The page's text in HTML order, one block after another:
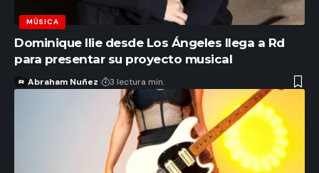
MÚSICA
Dominique Ilie desde Los Ángeles llega a Rd
para presentar su proyecto musical
Abraham Nuñez 3 lectura min.